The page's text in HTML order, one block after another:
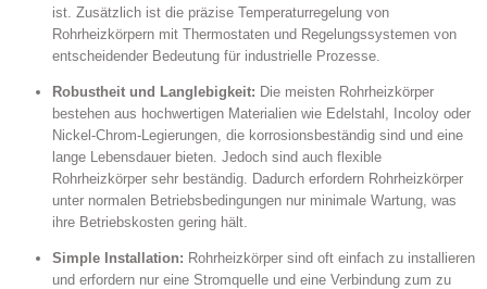
ist. Zusätzlich ist die präzise Temperaturregelung von
Rohrheizkörpern mit Thermostaten und Regelungssystemen von
entscheidender Bedeutung für industrielle Prozesse.
Robustheit und Langlebigkeit: Die meisten Rohrheizkörper
bestehen aus hochwertigen Materialien wie Edelstahl, Incoloy oder
Nickel-Chrom-Legierungen, die korrosionsbeständig sind und eine
lange Lebensdauer bieten. Jedoch sind auch flexible
Rohrheizkörper sehr beständig. Dadurch erfordern Rohrheizkörper
unter normalen Betriebsbedingungen nur minimale Wartung, was
ihre Betriebskosten gering hält.
Simple Installation: Rohrheizkörper sind oft einfach zu installieren
und erfordern nur eine Stromquelle und eine Verbindung zum zu